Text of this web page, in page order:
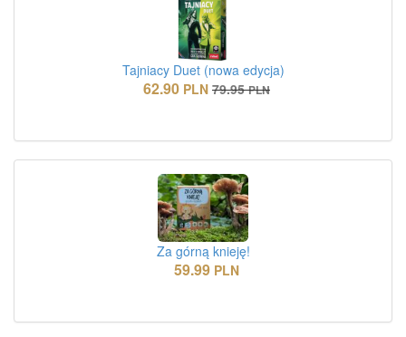
Tajniacy Duet (nowa edycja)
62.90 PLN 79.95 PLN
Za górną knieję!
59.99 PLN